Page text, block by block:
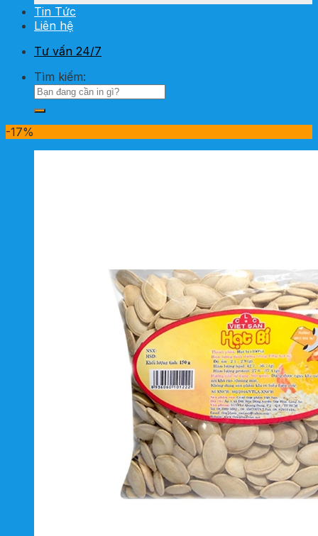
Tin Tức
Liên hệ
Tư vấn 24/7
Tìm kiếm:
-17%